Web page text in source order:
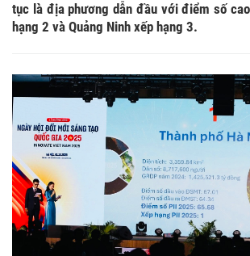
tục là địa phương dẫn đầu với điểm số
hạng 2 và Quảng Ninh xếp hạng 3.